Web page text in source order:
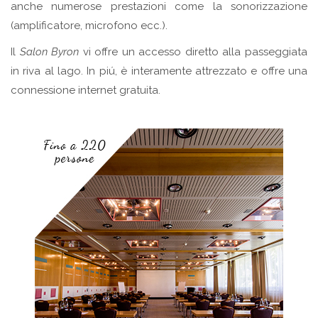
anche numerose prestazioni come la sonorizzazione
(amplificatore, microfono ecc.).
Il Salon Byron vi offre un accesso diretto alla passeggiata
in riva al lago. In piú, è interamente attrezzato e offre una
connessione internet gratuita.